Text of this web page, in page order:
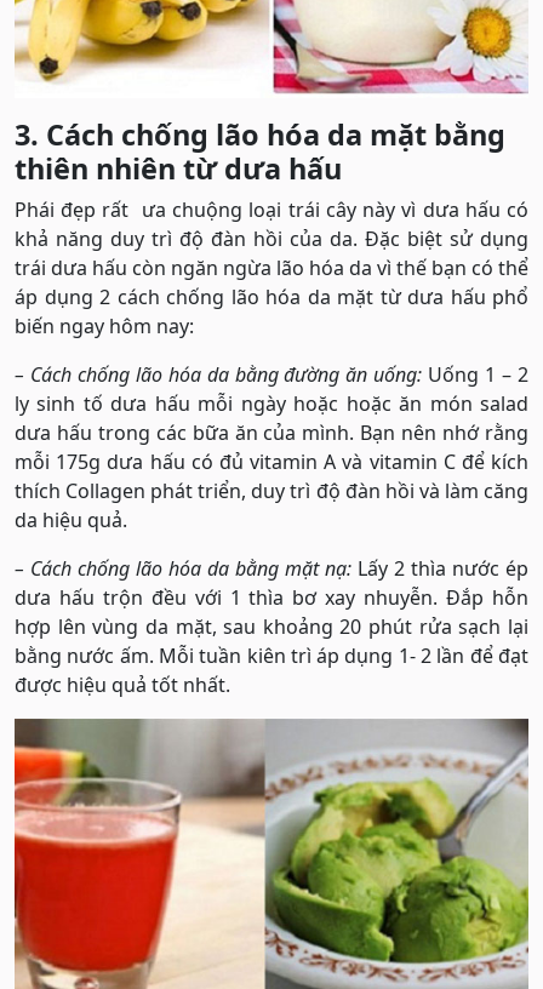
3. Cách chống lão hóa da mặt bằng
thiên nhiên từ dưa hấu
Phái đẹp rất ưa chuộng loại trái cây này vì dưa hấu có
khả năng duy trì độ đàn hồi của da. Đặc biệt sử dụng
trái dưa hấu còn ngăn ngừa lão hóa da vì thế bạn có thể
áp dụng 2 cách chống lão hóa da mặt từ dưa hấu phổ
biến ngay hôm nay:
– Cách chống lão hóa da bằng đường ăn uống: Uống 1 – 2
ly sinh tố dưa hấu mỗi ngày hoặc hoặc ăn món salad
dưa hấu trong các bữa ăn của mình. Bạn nên nhớ rằng
mỗi 175g dưa hấu có đủ vitamin A và vitamin C để kích
thích Collagen phát triển, duy trì độ đàn hồi và làm căng
da hiệu quả.
– Cách chống lão hóa da bằng mặt nạ: Lấy 2 thìa nước ép
dưa hấu trộn đều với 1 thìa bơ xay nhuyễn. Đắp hỗn
hợp lên vùng da mặt, sau khoảng 20 phút rửa sạch lại
bằng nước ấm. Mỗi tuần kiên trì áp dụng 1- 2 lần để đạt
được hiệu quả tốt nhất.